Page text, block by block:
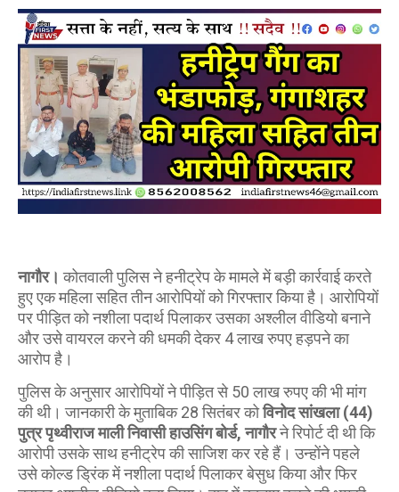
नागौर। कोतवाली पुलिस ने हनीट्रेप के मामले में बड़ी कार्रवाई करते
हुए एक महिला सहित तीन आरोपियों को गिरफ्तार किया है। आरोपियों
पर पीड़ित को नशीला पदार्थ पिलाकर उसका अश्लील वीडियो बनाने
और उसे वायरल करने की धमकी देकर 4 लाख रुपए हड़पने का
आरोप है।
पुलिस के अनुसार आरोपियों ने पीड़ित से 50 लाख रुपए की भी मांग
की थी। जानकारी के मुताबिक 28 सितंबर कोविनोद सांखला (44)
पुत्र पृथ्वीराज माली निवासी हाउसिंग बोर्ड, नागौरने रिपोर्ट दी थी कि
आरोपी उसके साथ हनीट्रेप की साजिश कर रहे हैं। उन्होंने पहले
उसे कोल्ड ड्रिंक में नशीला पदार्थ पिलाकर बेसुध किया और फिर